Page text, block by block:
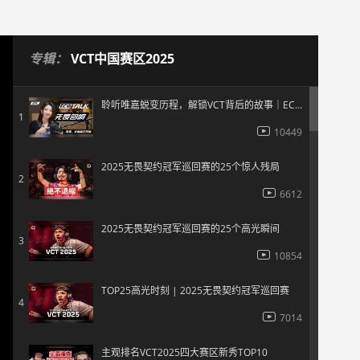
专辑： VCT中国赛区2025
1
聆听唯嘉蜕变历程，解锁VCT背后的故事｜ECO TALK EP1
10449
2
2025无畏契约冠军巡回赛的25个惊人残局
6612
3
2025无畏契约冠军巡回赛的25个高光瞬间
10854
4
TOP25高光时刻 | 2025无畏契约冠军巡回赛
7014
主观排名VCT2025四大赛区新秀TOP10